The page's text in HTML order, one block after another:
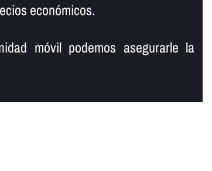
económicos.
móvil podemos asegurarle la